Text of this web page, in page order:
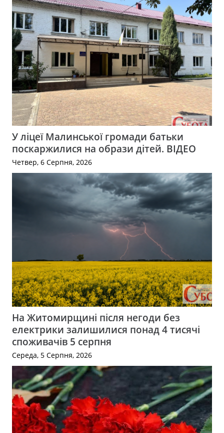
У ліцеї Малинської громади батьки
поскаржилися на образи дітей. ВІДЕО
Четвер, 6 Серпня, 2026
На Житомирщині після негоди без
електрики залишилися понад 4 тисячі
споживачів 5 серпня
Середа, 5 Серпня, 2026